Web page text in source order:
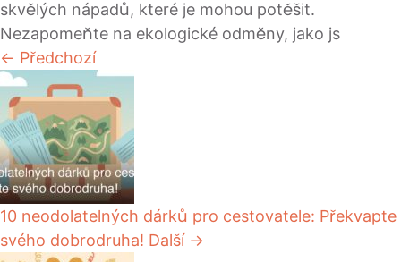
skvělých nápadů, které je mohou potěšit.
Nezapomeňte na ekologické odměny, jako js
← Předchozí
10 neodolatelných dárků pro cestovatele: Překvapte
svého dobrodruha! Další →